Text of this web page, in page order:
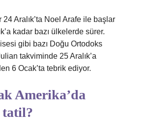
24 Aralık’ta Noel Arafe ile başlar
kadar bazı ülkelerde sürer.
gibi bazı Doğu Ortodoks
takviminde 25 Aralık’a
6 Ocak’ta tebrik ediyor.
Amerika’da
tatil?